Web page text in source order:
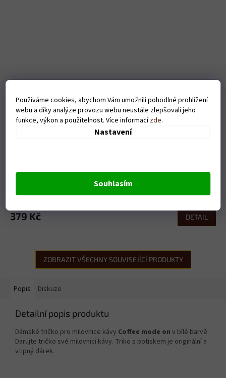
Používáme cookies, abychom Vám umožnili pohodlné prohlížení
webu a díky analýze provozu webu neustále zlepšovali jeho
funkce, výkon a použitelnost. Více informacízde.
Nastavení
Souhlasím
Skladem
379 Kč DETAIL
ZOBRAZIT VŠECHNY SOUVISEJÍCÍ PRODUKTY
Popis Diskuze
Detailní popis produktu
Dámské tričko pro milovnice kávy Coffee mode on v bílé barvě.
Darujte tričko své milovnici kávy. Triko s potiskem je originální a
vtipný dárek.